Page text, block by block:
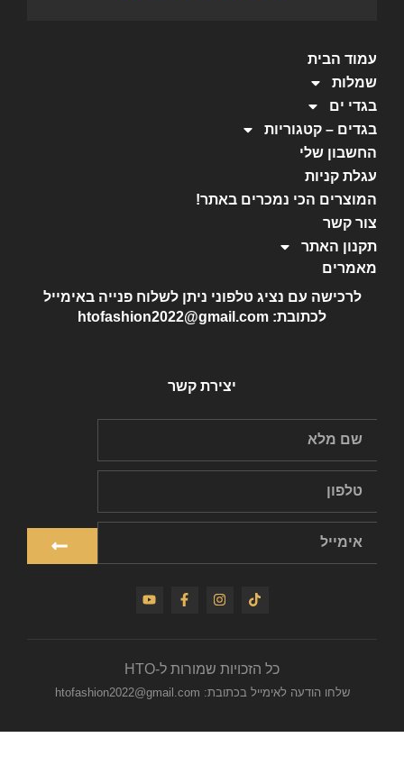
עמוד הבית
שמלות
בגדי ים
בגדים – קטגוריות
החשבון שלי
עגלת קניות
המוצרים הכי נמכרים באתר!
צור קשר
תקנון האתר
מאמרים
לרכישה עם נציג טלפוני ניתן לשלוח פנייה באימייל
לכתובת: htofashion2022@gmail.com
יצירת קשר
כל הזכויות שמורות ל-HTO
שלחו הודעה לאימייל בכתובת: htofashion2022@gmail.com